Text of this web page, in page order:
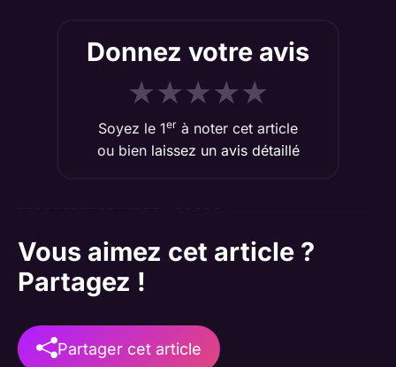
Donnez votre avis
★★★★★
Soyez le 1er à noter cet article
ou bien laissez un avis détaillé
Vous aimez cet article ?
Partagez !
Partager cet article